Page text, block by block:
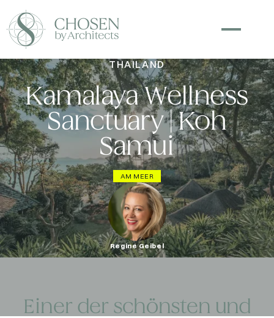
THAILAND
Kamalaya Wellness
Sanctuary | Koh
Samui
AM MEER
Regine Geibel
Einer der schönsten und